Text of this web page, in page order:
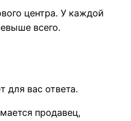
центра. У каждой
всего.
для вас ответа.
продавец,